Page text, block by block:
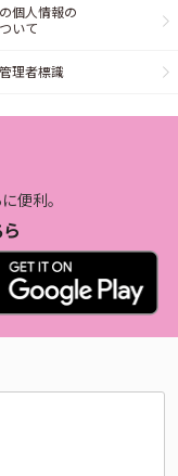
個人情報の
いて
理者標識
便利。